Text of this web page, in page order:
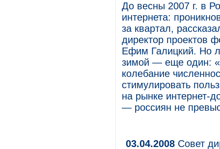
До весны 2007 г. в
интернета:
за квартал,
директор проектов
Ефим Галицкий. Но
зимой — еще один:
колебание
стимулировать
на рынке интернет-
— россиян не
03.04.2008 Совет